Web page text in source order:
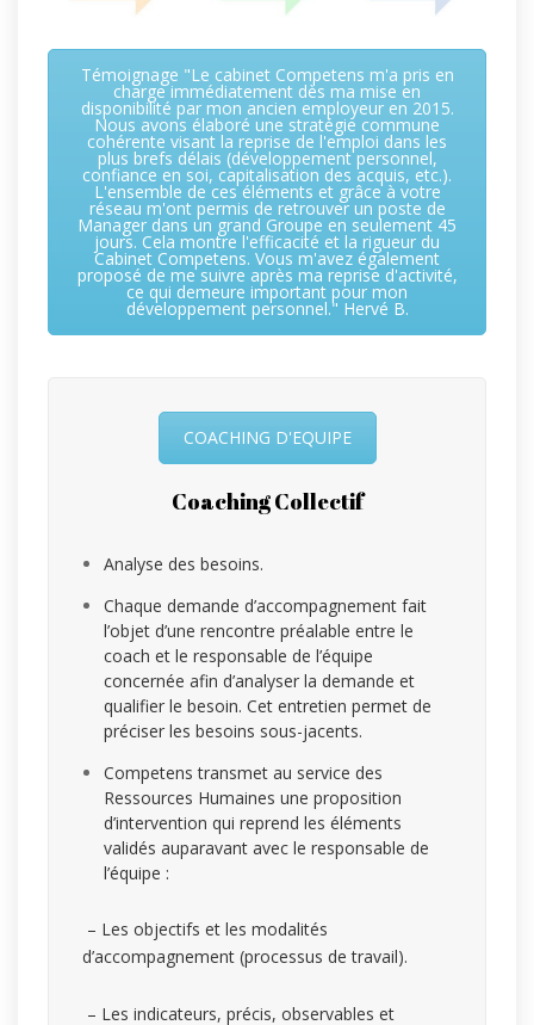
Témoignage "Le cabinet Competens m'a pris en
charge immédiatement dès ma mise en
disponibilité par mon ancien employeur en 2015.
Nous avons élaboré une stratégie commune
cohérente visant la reprise de l'emploi dans les
plus brefs délais (développement personnel,
confiance en soi, capitalisation des acquis, etc.).
L'ensemble de ces éléments et grâce à votre
réseau m'ont permis de retrouver un poste de
Manager dans un grand Groupe en seulement 45
jours. Cela montre l'efficacité et la rigueur du
Cabinet Competens. Vous m'avez également
proposé de me suivre après ma reprise d'activité,
ce qui demeure important pour mon
développement personnel." Hervé B.
COACHING D'EQUIPE
Coaching Collectif
Analyse des besoins.
Chaque demande d’accompagnement fait
l’objet d’une rencontre préalable entre le
coach et le responsable de l’équipe
concernée afin d’analyser la demande et
qualifier le besoin. Cet entretien permet de
préciser les besoins sous-jacents.
Competens transmet au service des
Ressources Humaines une proposition
d’intervention qui reprend les éléments
validés auparavant avec le responsable de
l’équipe :
– Les objectifs et les modalités
d’accompagnement (processus de travail).
– Les indicateurs, précis, observables et